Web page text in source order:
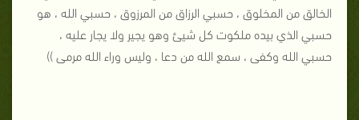
الخالق من المخلوق ، حسبي الرزاق من المرزوق ، حسبي الله ، هو
حسبي الذي بيده ملكوت كل شيئ وهو يجير ولا يجار عليه ،
حسبي الله وكفى ، سمع الله من دعا ، وليس وراء الله مرمى ))